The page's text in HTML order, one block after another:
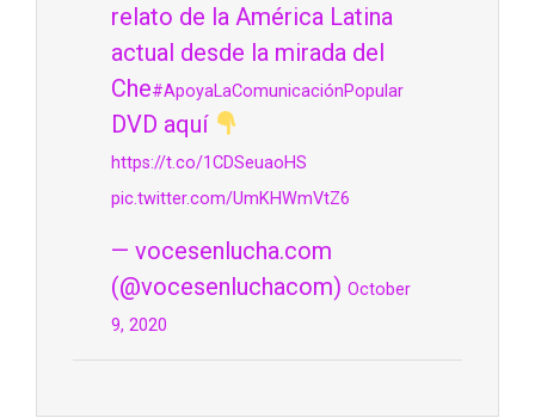
relato de la América Latina
actual desde la mirada del
Che#ApoyaLaComunicaciónPopular
DVD aquí
https://t.co/1CDSeuaoHS
pic.twitter.com/UmKHWmVtZ6
— vocesenlucha.com
(@vocesenluchacom) October
9, 2020